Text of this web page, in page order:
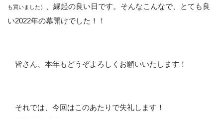
も買いました）
、縁起の良い日です。そんなこんなで、とても良
い2022年の幕開けでした！！
皆さん、本年もどうぞよろしくお願いいたします！
それでは、今回はこのあたりで失礼します！